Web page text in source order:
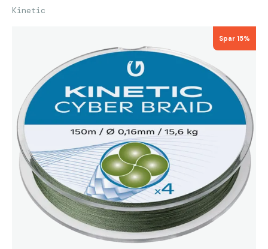
Kinetic
Spar 15%